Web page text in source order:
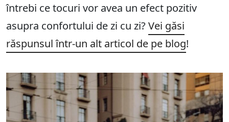
întrebi ce tocuri vor avea un efect pozitiv
asupra confortului de zi cu zi?Vei găsi
răspunsul într-un alt articol de pe blog!